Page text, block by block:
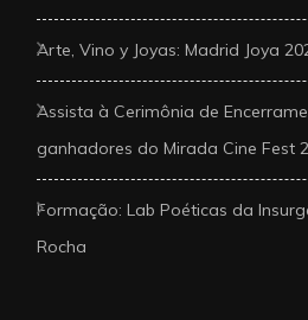
Arte, Vino y Joyas: Madrid Joya
Assista à Cerimônia de
ganhadores do Mirada Cine Fest
Formação: Lab Poéticas da
Rocha